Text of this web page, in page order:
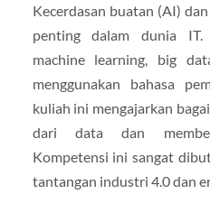
Kecerdasan buatan (AI)
penting dalam dunia IT.
machine learning, big
menggunakan bahasa
kuliah ini mengajarkan
dari data dan
Kompetensi ini sangat
tantangan industri 4.0 dan